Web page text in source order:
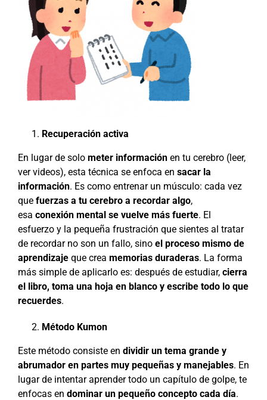
Recuperación activa
En lugar de solo meter informaciónen tu cerebro (leer,
ver videos), esta técnica se enfoca en sacar la
información. Es como entrenar un músculo: cada vez
que fuerzas a tu cerebro a recordar algo,
esa conexión mental se vuelve más fuerte. El
esfuerzo y la pequeña frustración que sientes al tratar
de recordar no son un fallo, sino el proceso mismo de
aprendizajeque crea memorias duraderas. La forma
más simple de aplicarlo es: después de estudiar, cierra
el libro, toma una hoja en blanco y escribe todo lo que
recuerdes.
Método Kumon
Este método consiste en dividir un tema grande y
abrumador en partes muy pequeñas y manejables. En
lugar de intentar aprender todo un capítulo de golpe, te
enfocas en dominar un pequeño concepto cada día.